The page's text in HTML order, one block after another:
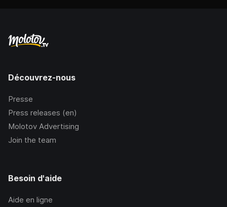
Découvrez-nous
Presse
Press releases (en)
Molotov Advertising
Join the team
Besoin d'aide
Aide en ligne